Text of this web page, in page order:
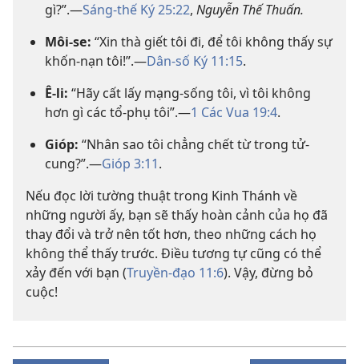
gì?”.—Sáng-thế Ký 25:22, Nguyễn Thế Thuấn.
Môi-se: “Xin thà giết tôi đi, để tôi không thấy sự
khốn-nạn tôi!”.—Dân-số Ký 11:15.
Ê-li: “Hãy cất lấy mạng-sống tôi, vì tôi không
hơn gì các tổ-phụ tôi”.—1 Các Vua 19:4.
Gióp: “Nhân sao tôi chẳng chết từ trong tử-
cung?”.—Gióp 3:11.
Nếu đọc lời tường thuật trong Kinh Thánh về
những người ấy, bạn sẽ thấy hoàn cảnh của họ đã
thay đổi và trở nên tốt hơn, theo những cách họ
không thể thấy trước. Điều tương tự cũng có thể
xảy đến với bạn (Truyền-đạo 11:6). Vậy, đừng bỏ
cuộc!